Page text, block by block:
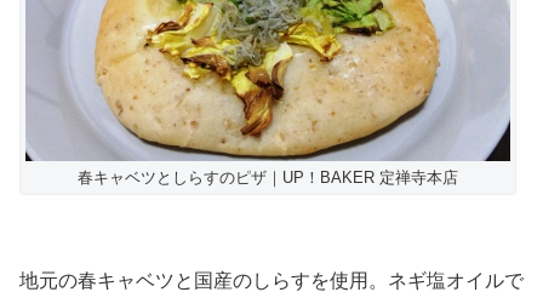
春キャベツとしらすのピザ｜UP！BAKER 定禅寺本店
地元の春キャベツと国産のしらすを使用。ネギ塩オイルで